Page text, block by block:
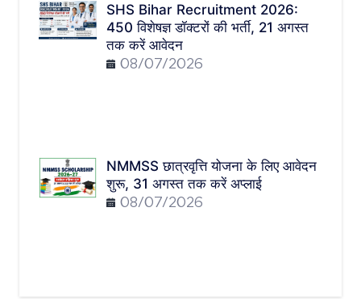
SHS Bihar Recruitment 2026:
450 विशेषज्ञ डॉक्टरों की भर्ती, 21 अगस्त
तक करें आवेदन
08/07/2026
NMMSS छात्रवृत्ति योजना के लिए आवेदन
शुरू, 31 अगस्त तक करें अप्लाई
08/07/2026